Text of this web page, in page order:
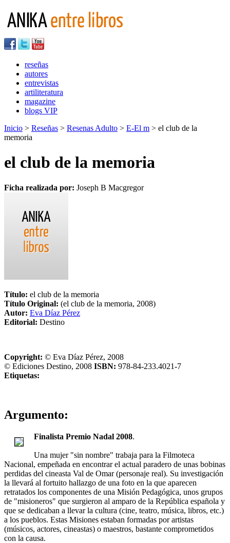
reseñas
autores
entrevistas
artiliteratura
magazine
blogs VIP
Inicio > Reseñas > Resenas Adulto > E-El m > el club de la
memoria
el club de la memoria
Ficha realizada por: Joseph B Macgregor
Título: el club de la memoria
Título Original: (el club de la memoria, 2008)
Autor: Eva Díaz Pérez
Editorial: Destino
Copyright: © Eva Díaz Pérez, 2008
© Ediciones Destino, 2008 ISBN: 978-84-233.4021-7
Etiquetas:
Argumento:
Finalista Premio Nadal 2008.
Una mujer "sin nombre" trabaja para la Filmoteca
Nacional, empeñada en encontrar el actual paradero de unas bobinas
perdidas del cineasta Val de Omar (personaje real). Su investigación
la llevará al fortuito hallazgo de una foto en la que aparecen
retratados los componentes de una Misión Pedagógica, unos grupos
de "misioneros" que surgieron al amparo de la República española y
que se dedicaban a llevar la cultura (cine, teatro, música, libros, etc.)
a los pueblos. Estas Misiones estaban formadas por artistas
(músicos, actores, cineastas) o maestros, bastante comprometidos
con la causa.